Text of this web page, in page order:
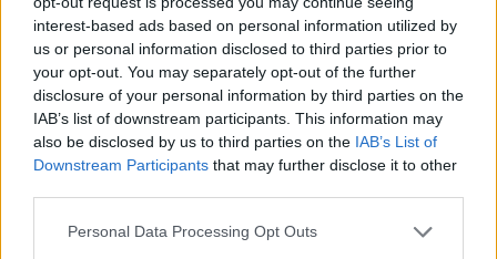
interest-based ads based on personal information utilized by
us or personal information disclosed to third parties prior to
your opt-out. You may separately opt-out of the further
disclosure of your personal information by third parties on the
IAB’s list of downstream participants. This information may
also be disclosed by us to third parties on the IAB’s List of
Downstream Participants that may further disclose it to other
Personal Data Processing Opt Outs
Infortunato 0 - 0%
Inutilizzato 22 - 57